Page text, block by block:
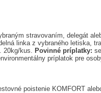
stravovaním, delegát
linka z vybraného letiska,
20kg/kus.
Povinné príplatky:
príplatok pre
poistenie KOMFORT